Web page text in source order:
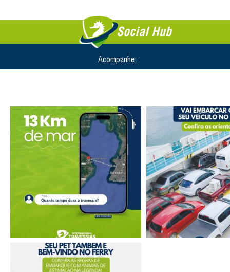
Social Hub
Acompanhe: